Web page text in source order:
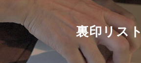
裏印リスト